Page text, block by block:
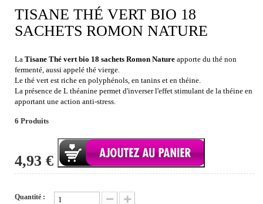
TISANE THÉ VERT BIO 18
SACHETS ROMON NATURE
La Tisane Thé vert bio 18 sachets Romon Nature apporte du thé non
fermenté, aussi appelé thé vierge.
Le thé vert est riche en polyphénols, en tanins et en théine.
La présence de L théanine permet d'inverser l'effet stimulant de la théine en
apportant une action anti-stress.
6 Produits
4,93 €
Quantité :